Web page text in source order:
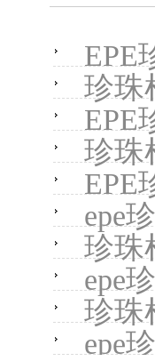
EPE
珍珠
EPE
珍珠
EPE
epe
珍珠
epe
珍珠
epe